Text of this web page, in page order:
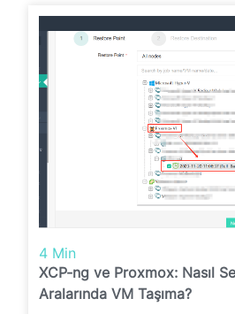
4 Min
XCP-ng ve Proxmox: Nasıl
Aralarında VM Taşıma?